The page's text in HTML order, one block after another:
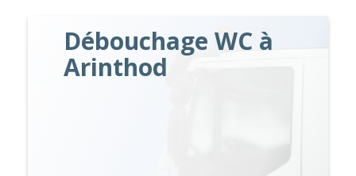
Débouchage WC à
Arinthod